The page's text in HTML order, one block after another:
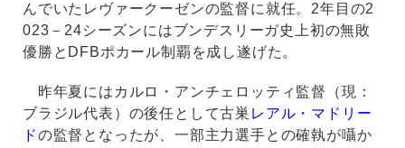
んでいたレヴァークーゼンの監督に就任。2年目の2
023－24シーズンにはブンデスリーガ史上初の無敗
優勝とDFBポカール制覇を成し遂げた。
昨年夏にはカルロ・アンチェロッティ監督（現：
ブラジル代表）の後任として古巣 レアル・マドリー
ドの監督となったが、一部主力選手との確執が囁か